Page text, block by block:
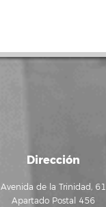
Dirección
Avenida de la Trinidad, 61
Apartado Postal 456